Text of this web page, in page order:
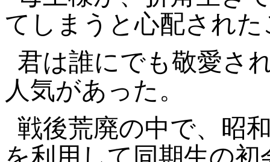
てしまうと心配され
君は誰にでも敬愛さ
人気があった。
戦後荒廃の中で、昭